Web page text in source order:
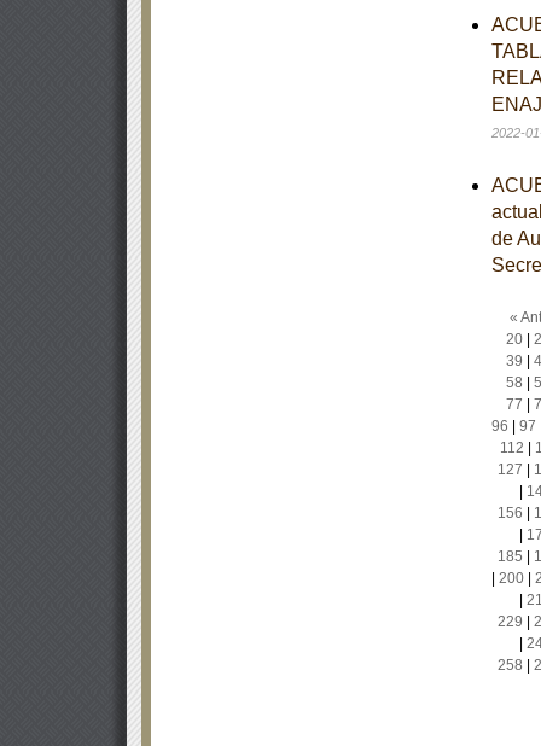
2022-
de
«
20|
39
58
77
96
97
112
127
156
185
200|
229
258